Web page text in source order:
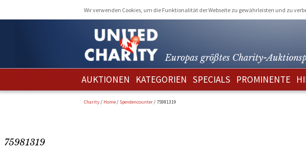
Wir verwenden Cookies, um die Funktionalität der Webseite zu gewährleisten und zu
Europas größtes Charity-
AUKTIONEN KATEGORIEN SPECIALS PROMINENTE
Charity/ Home/ Spendencounter/75981319
75981319